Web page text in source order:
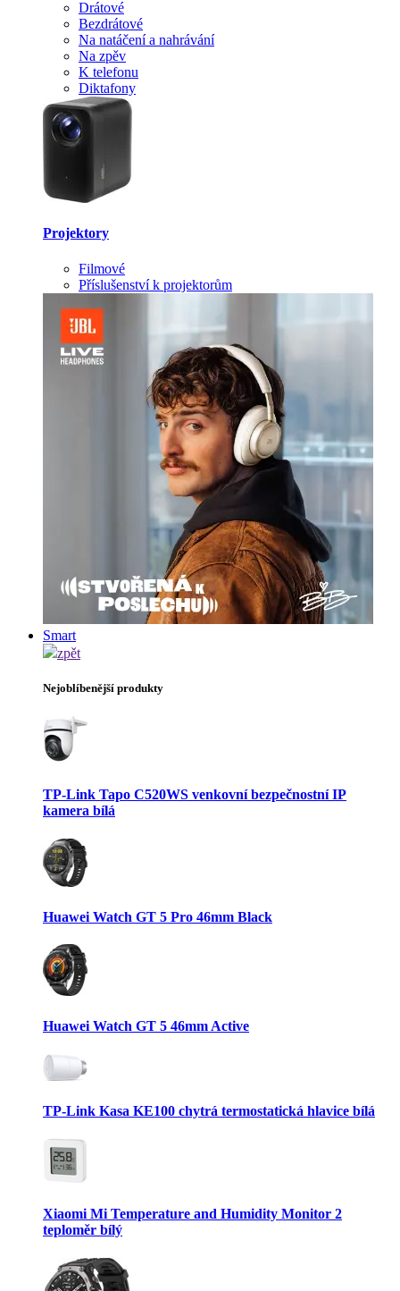
Drátové
Bezdrátové
Na natáčení a nahrávání
Na zpěv
K telefonu
Diktafony
Projektory
Filmové
Příslušenství k projektorům
Smart
zpět
Nejoblíbenější produkty
TP-Link Tapo C520WS venkovní bezpečnostní IP
kamera bílá
Huawei Watch GT 5 Pro 46mm Black
Huawei Watch GT 5 46mm Active
TP-Link Kasa KE100 chytrá termostatická hlavice bílá
Xiaomi Mi Temperature and Humidity Monitor 2
teploměr bílý